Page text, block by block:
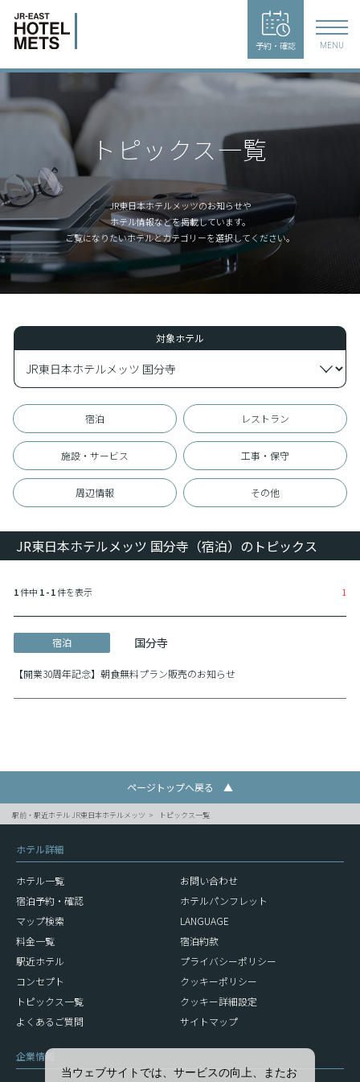
予約・確認 MENU
トピックス一覧
JR東日本ホテルメッツのお知らせや
ホテル情報などを掲載しています。
ご覧になりたいホテルとカテゴリーを選択してください。
対象ホテル
宿泊 レストラン
施設・サービス 工事・保守
周辺情報 その他
JR東日本ホテルメッツ 国分寺（宿泊）のトピックス
1件中 1 - 1件を表示 1
宿泊 国分寺
【開業30周年記念】朝食無料プラン販売のお知らせ
ページトップへ戻る ▲
駅前・駅近ホテル JR東日本ホテルメッツ トピックス一覧
ホテル詳細
ホテル一覧
宿泊予約・確認
マップ検索
料金一覧
駅近ホテル
コンセプト
トピックス一覧
よくあるご質問
お問い合わせ
ホテルパンフレット
LANGUAGE
宿泊約款
プライバシーポリシー
クッキーポリシー
クッキー詳細設定
サイトマップ
企業情報
当ウェブサイトでは、サービスの向上、またお